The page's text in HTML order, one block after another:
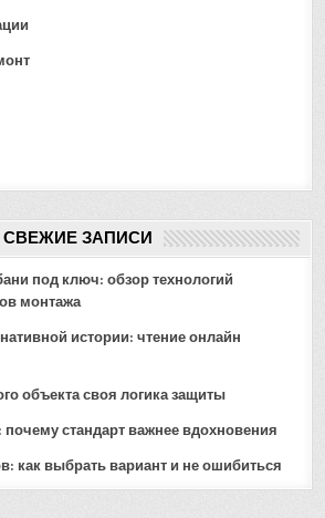
СВЕЖИЕ ЗАПИСИ
под ключ: обзор технологий
монтажа
истории: чтение онлайн
объекта своя логика защиты
почему стандарт важнее вдохновения
как выбрать вариант и не ошибиться